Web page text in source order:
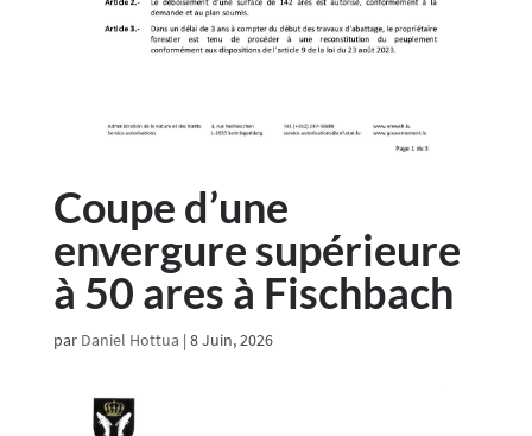
Coupe d’une
envergure supérieure
à 50 ares à Fischbach
par Daniel Hottua | 8 Juin, 2026